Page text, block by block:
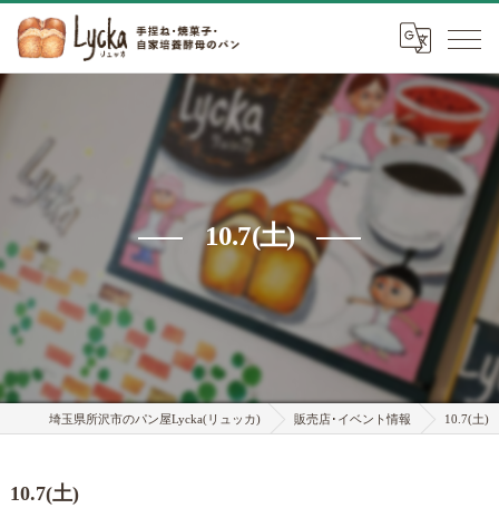
10.7(土)
埼玉県所沢市のパン屋Lycka(リュッカ) 販売店･イベント情報 10.7(土)
10.7(土)